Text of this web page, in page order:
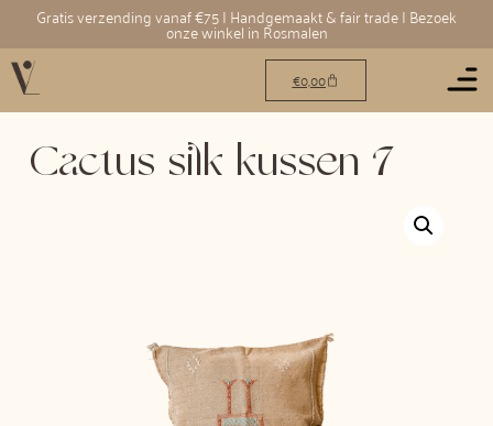
Gratis verzending vanaf €75 | Handgemaakt & fair trade | Bezoek
onze winkel in Rosmalen
€0,00
Cactus silk kussen 7